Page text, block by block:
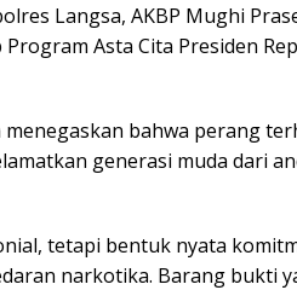
Langsa, AKBP Mughi
Asta Cita Presiden
bahwa perang
generasi muda dari
tetapi bentuk nyata
narkotika. Barang bukti